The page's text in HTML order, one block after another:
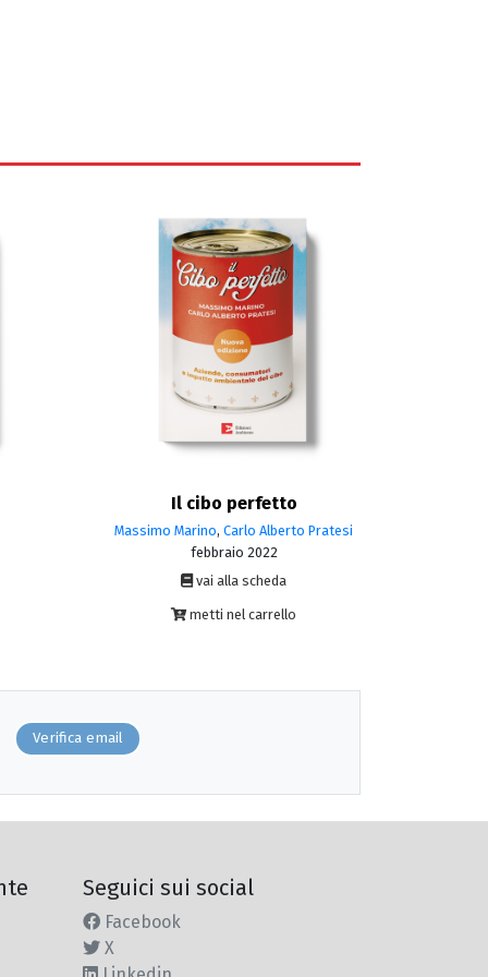
Il cibo perfetto
Massimo Marino,Carlo Alberto Pratesi
febbraio 2022
vai alla scheda
metti nel carrello
Verifica email
Seguici sui social
Facebook
X